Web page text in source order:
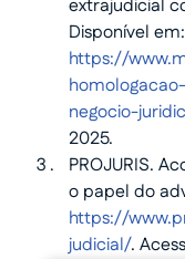
extrajudicial
Disponível em:
https://
negocio-
2025.
PROJURIS.
o papel do
https://
judicial/.